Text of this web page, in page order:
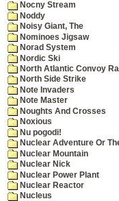
Nocny Stream
Noddy
Noisy Giant, The
Nominoes Jigsaw
Norad System
Nordic Ski
North Atlantic Convoy
North Side Strike
Note Invaders
Note Master
Noughts And Crosses
Noxious
Nu pogodi!
Nuclear Adventure Or
Nuclear Mountain
Nuclear Nick
Nuclear Power Plant
Nuclear Reactor
Nucleus